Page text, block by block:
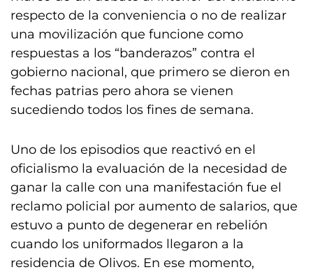
respecto de la conveniencia o no de realizar
una movilización que funcione como
respuestas a los “banderazos” contra el
gobierno nacional, que primero se dieron en
fechas patrias pero ahora se vienen
sucediendo todos los fines de semana.
Uno de los episodios que reactivó en el
oficialismo la evaluación de la necesidad de
ganar la calle con una manifestación fue el
reclamo policial por aumento de salarios, que
estuvo a punto de degenerar en rebelión
cuando los uniformados llegaron a la
residencia de Olivos. En ese momento,